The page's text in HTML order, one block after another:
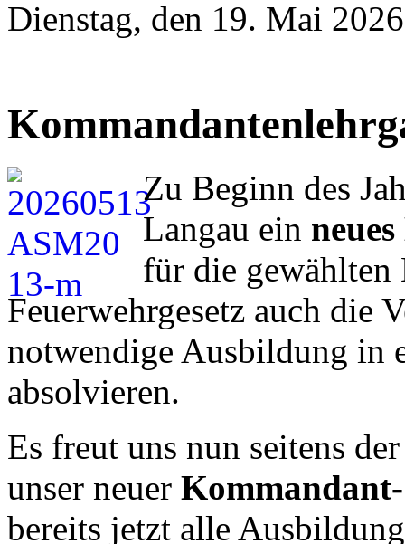
Dienstag, den 19. Mai
Zu Beginn des
Langau ein
für die gewählten
Feuerwehrgesetz auch die
notwendige Ausbildung in
absolvieren.
Es freut uns nun seitens
unser neuer
bereits jetzt alle